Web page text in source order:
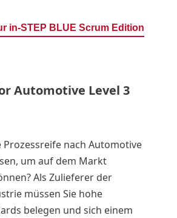
in-STEP BLUE Scrum Edition
Automotive Level 3
Prozessreife nach Automotive
um auf dem Markt
Als Zulieferer der
müssen Sie hohe
belegen und sich einem